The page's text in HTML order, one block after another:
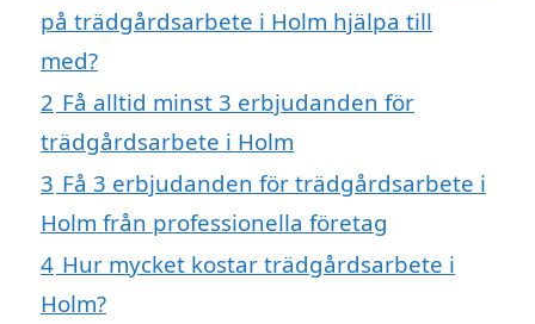
på trädgårdsarbete i Holm hjälpa till
med?
2 Få alltid minst 3 erbjudanden för
trädgårdsarbete i Holm
3 Få 3 erbjudanden för trädgårdsarbete i
Holm från professionella företag
4 Hur mycket kostar trädgårdsarbete i
Holm?